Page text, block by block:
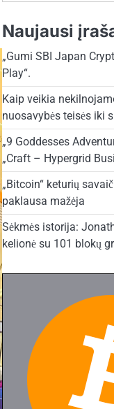
Naujausi
„Gumi SBI Japan
Play“.
Kaip veikia
nuosavybės teisės iki
„9 Goddesses
„Craft – Hypergrid
„Bitcoin“ keturių
paklausa mažėja
Sėkmės istorija:
kelionė su 101 blokų